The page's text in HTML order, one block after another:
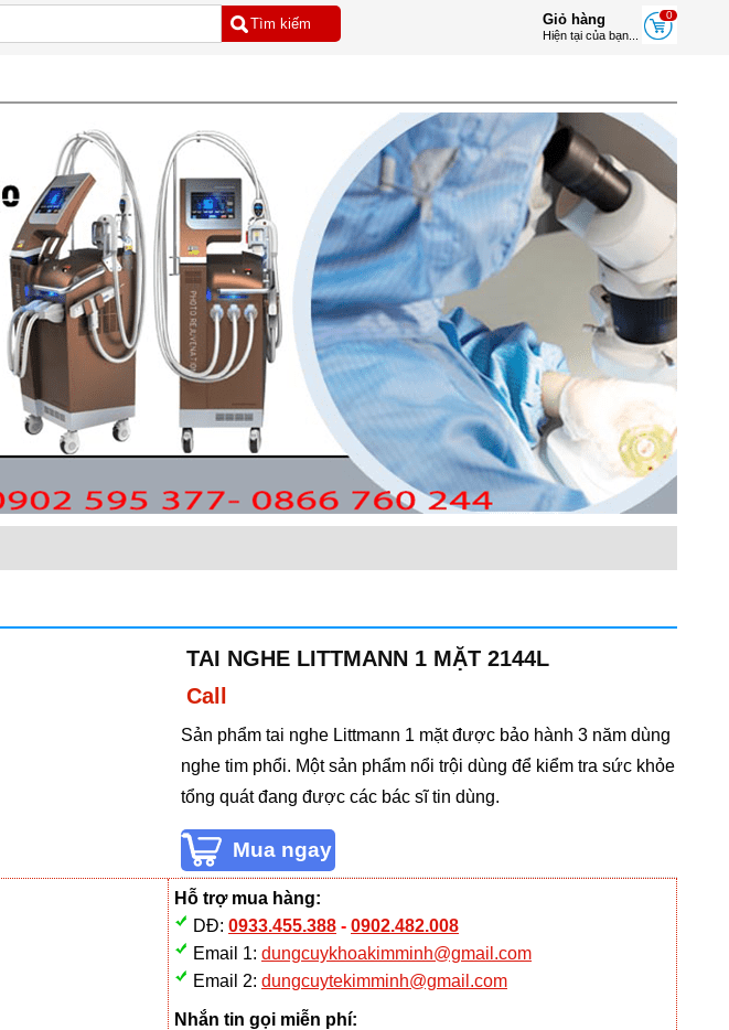
0
Giỏ hàng
Hiện tại của bạn...
TAI NGHE LITTMANN 1 MẶT 2144L
Call
Sản phẩm tai nghe Littmann 1 mặt được bảo hành 3 năm dùng
nghe tim phổi. Một sản phẩm nổi trội dùng để kiểm tra sức khỏe
tổng quát đang được các bác sĩ tin dùng.
Hỗ trợ mua hàng:
DĐ: 0933.455.388 - 0902.482.008
Email 1: dungcuykhoakimminh@gmail.com
Email 2: dungcuytekimminh@gmail.com
Nhắn tin gọi miễn phí: